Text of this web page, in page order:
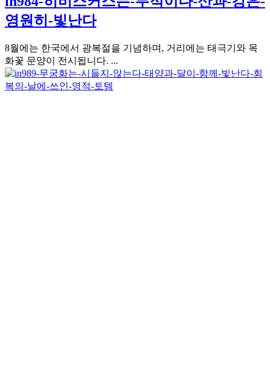
영원히-빛난다
8월에는 한국에서 광복절을 기념하며, 거리에는 태극기와 목
화꽃 문양이 전시됩니다. ...